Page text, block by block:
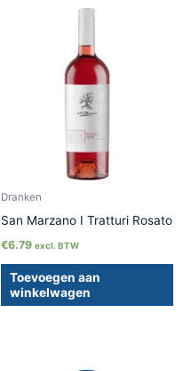
Dranken
San Marzano I Tratturi Rosato
€6.79 excl. BTW
Toevoegen aan
winkelwagen